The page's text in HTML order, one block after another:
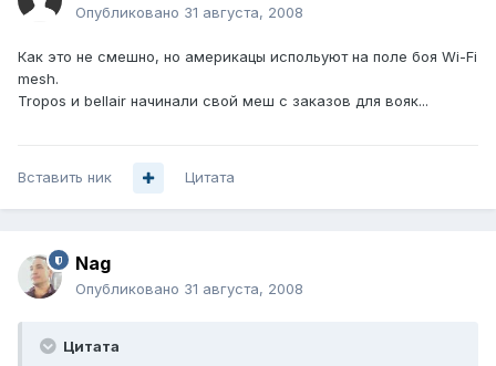
Опубликовано 31 августа, 2008
Как это не смешно, но америкацы испольуют на поле боя Wi-Fi
mesh.
Tropos и bellair начинали свой меш с заказов для вояк...
Вставить ник Цитата
Nag
Опубликовано 31 августа, 2008
Цитата